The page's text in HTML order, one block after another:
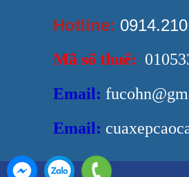
Hotline:
Mã số thuế:
Email:
Email: